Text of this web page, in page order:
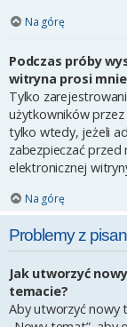
Na górę
Podczas próby
witryna prosi
Tylko
użytkowników przez
tylko wtedy, jeżeli
zabezpieczać
elektronicznej
Na górę
Problemy z
Jak utworzyć
temacie?
Aby utworzyć nowy